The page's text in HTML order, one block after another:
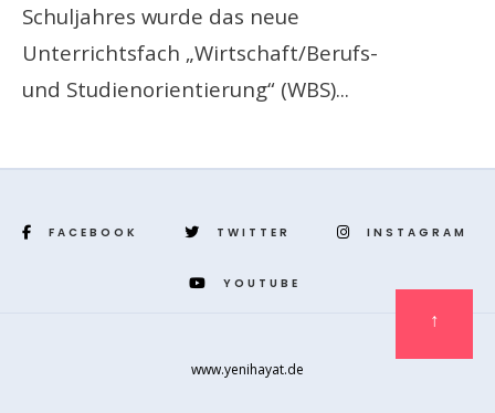
Schuljahres wurde das neue
Unterrichtsfach „Wirtschaft/Berufs-
und Studienorientierung“ (WBS)...
FACEBOOK TWITTER INSTAGRAM
YOUTUBE
www.yenihayat.de
↑